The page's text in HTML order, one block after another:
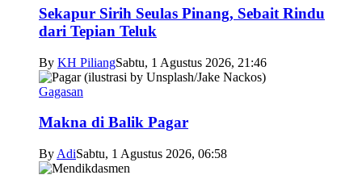
Sekapur Sirih Seulas Pinang, Sebait Rindu
dari Tepian Teluk
By KH PiliangSabtu, 1 Agustus 2026, 21:46
Gagasan
Makna di Balik Pagar
By AdiSabtu, 1 Agustus 2026, 06:58